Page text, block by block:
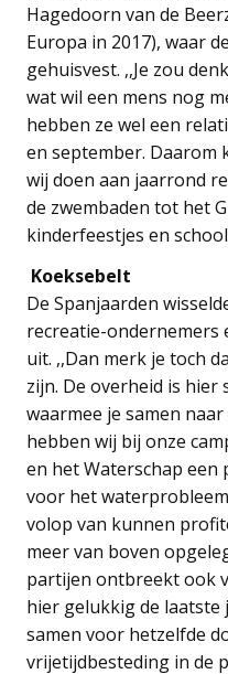
Hagedoorn van de
Europa in 2017), waar
gehuisvest. ,,Je zou
wat wil een mens nog
hebben ze wel een
en september. Daarom
wij doen aan jaarrond
de zwembaden tot het
kinderfeestjes en
Koeksebelt
De Spanjaarden
recreatie-ondernemers
uit. ,,Dan merk je toch
zijn. De overheid is hier
waarmee je samen
hebben wij bij onze
en het Waterschap
voor het
volop van kunnen
meer van boven
partijen ontbreekt ook
hier gelukkig de laatste
samen voor hetzelfde
vrijetijdbesteding in de